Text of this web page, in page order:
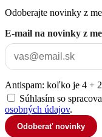
Odoberajte novinky z
E-mail na novinky z
Antispam: koľko je 4 +
Súhlasím so
osobných údajov.
Odoberať novinky